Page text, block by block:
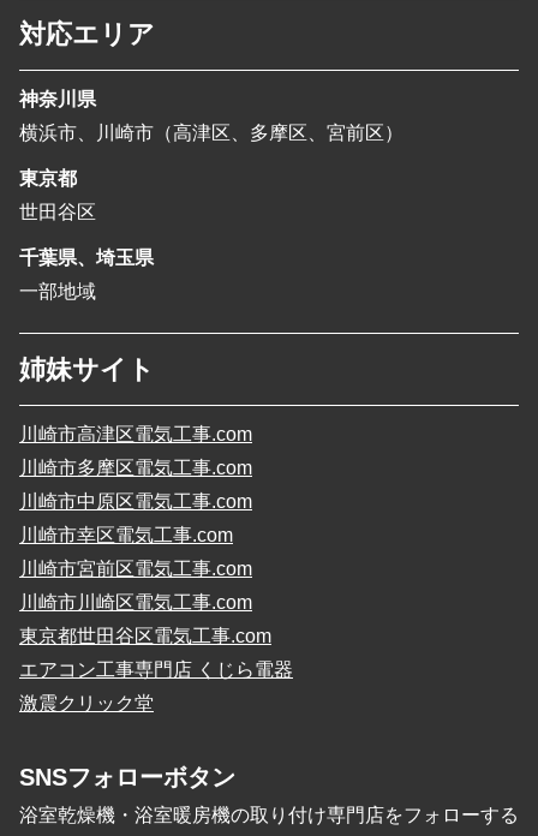
対応エリア
神奈川県
横浜市、川崎市（高津区、多摩区、宮前区）
東京都
世田谷区
千葉県、埼玉県
一部地域
姉妹サイト
川崎市高津区電気工事.com
川崎市多摩区電気工事.com
川崎市中原区電気工事.com
川崎市幸区電気工事.com
川崎市宮前区電気工事.com
川崎市川崎区電気工事.com
東京都世田谷区電気工事.com
エアコン工事専門店 くじら電器
激震クリック堂
SNSフォローボタン
浴室乾燥機・浴室暖房機の取り付け専門店をフォローする